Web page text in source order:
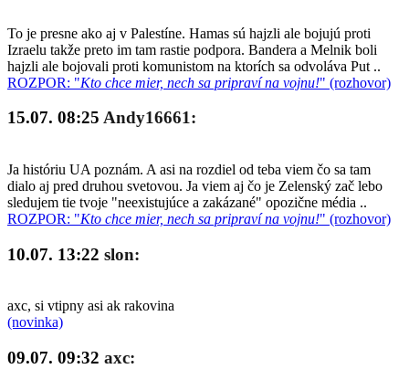
To je presne ako aj v Palestíne. Hamas sú hajzli ale bojujú proti
Izraelu takže preto im tam rastie podpora. Bandera a Melnik boli
hajzli ale bojovali proti komunistom na ktorích sa odvoláva Put ..
ROZPOR: "Kto chce mier, nech sa pripraví na vojnu!" (rozhovor)
15.07. 08:25 Andy16661:
Ja históriu UA poznám. A asi na rozdiel od teba viem čo sa tam
dialo aj pred druhou svetovou. Ja viem aj čo je Zelenský zač lebo
sledujem tie tvoje "neexistujúce a zakázané" opozične média ..
ROZPOR: "Kto chce mier, nech sa pripraví na vojnu!" (rozhovor)
10.07. 13:22 slon:
axc, si vtipny asi ak rakovina
(novinka)
09.07. 09:32 axc: